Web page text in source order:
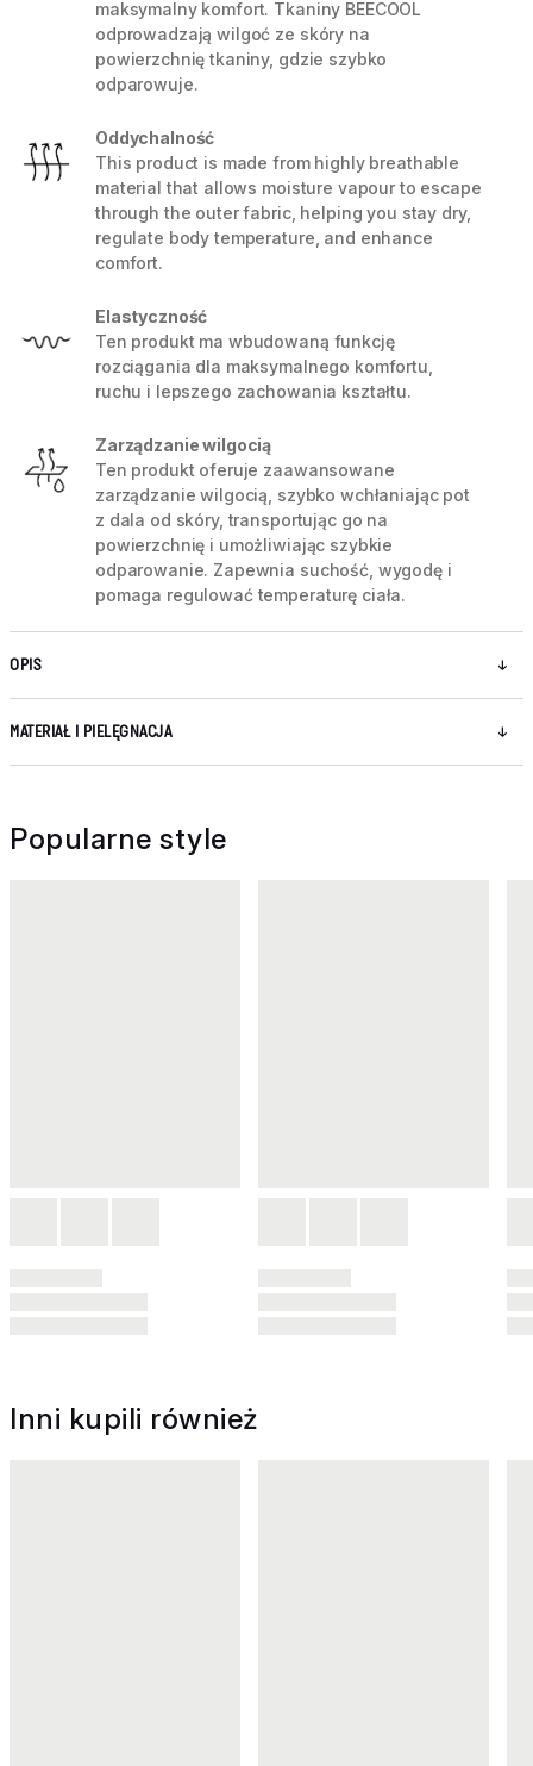
maksymalny komfort. Tkaniny BEECOOL
odprowadzają wilgoć ze skóry na
powierzchnię tkaniny, gdzie szybko
odparowuje.
Oddychalność
This product is made from highly breathable
material that allows moisture vapour to escape
through the outer fabric, helping you stay dry,
regulate body temperature, and enhance
comfort.
Elastyczność
Ten produkt ma wbudowaną funkcję
rozciągania dla maksymalnego komfortu,
ruchu i lepszego zachowania kształtu.
Zarządzanie wilgocią
Ten produkt oferuje zaawansowane
zarządzanie wilgocią, szybko wchłaniając pot
z dala od skóry, transportując go na
powierzchnię i umożliwiając szybkie
odparowanie. Zapewnia suchość, wygodę i
pomaga regulować temperaturę ciała.
OPIS
MATERIAŁ I PIELĘGNACJA
Popularne style
Inni kupili również